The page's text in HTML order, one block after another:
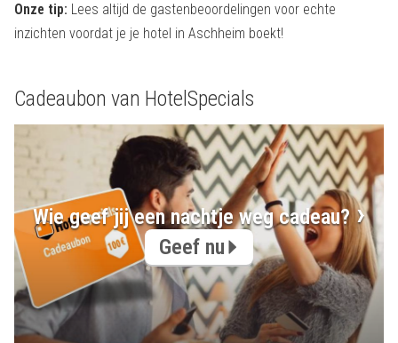
Onze tip: Lees altijd de gastenbeoordelingen voor echte
inzichten voordat je je hotel in Aschheim boekt!
Cadeaubon van HotelSpecials
Wie geef jij een nachtje weg cadeau?
Geef nu